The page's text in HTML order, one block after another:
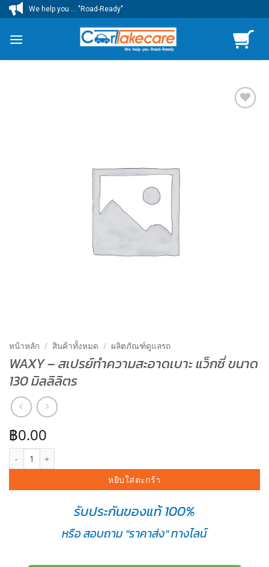
ข้าม
ไป
We help you ... "Road-Ready"
หน้าหลัก / สินค้าทั้งหมด / ผลิตภัณฑ์ดูแลรถ
WAXY – สเปรย์ทำความสะอาดเบาะ แว็กซี่ ขนาด
130 มิลลิลิตร
฿0.00
จำนวน WAXY – สเปรย์ทำความสะอาดเบาะ แว็กซี่ ขนาด 130 มิลลิลิต
หยิบใส่ตะกร้า
รับประกันของแท้ 100%
หรือ สอบถาม "ราคาส่ง" ทางไลน์